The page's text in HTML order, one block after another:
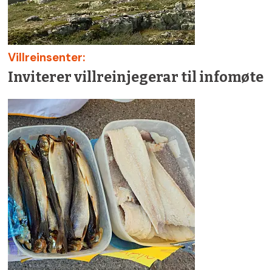
Villreinsenter:
Inviterer villreinjegerar til infomøte